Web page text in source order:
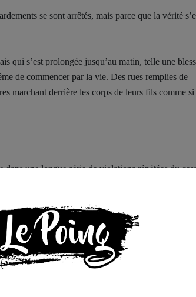
se sont arrêtés, mais parce que la vérité
qui s’est prolongée jusqu’au matin, telle une
de commencer par la vie. Des rues remplies de
marchant derrière les corps de leurs fils comme si
une longue série de violations répétées du
évoqué dans ses rapports un schéma devenu
de trêve. L’OCHA a confirmé que ces
laissé des centaines de blessés, pour la plupart des
Un chiffre ne dit pas qu’un enfant s’est endormi
Un chiffre ne dit pas qu’une mère conserve
maison entière est soudain devenue une simple